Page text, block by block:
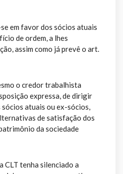
em favor dos sócios atuais
de ordem, a lhes
assim como já prevê o art.
o credor trabalhista
expressa, de dirigir
sócios atuais ou ex-sócios,
de satisfação dos
da sociedade
CLT tenha silenciado a